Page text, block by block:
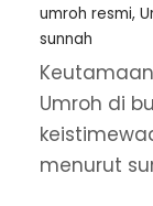
umroh resmi,
sunnah
Umroh di